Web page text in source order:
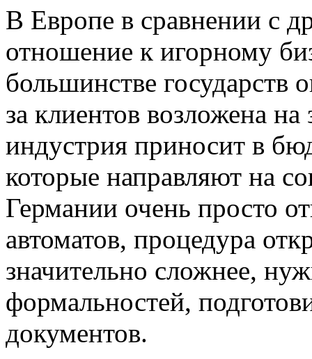
В Европе в сравнении с
отношение к игорному
большинстве государств
за клиентов возложена
индустрия приносит в
которые направляют на
Германии очень просто
автоматов, процедура
значительно сложнее,
формальностей,
документов.